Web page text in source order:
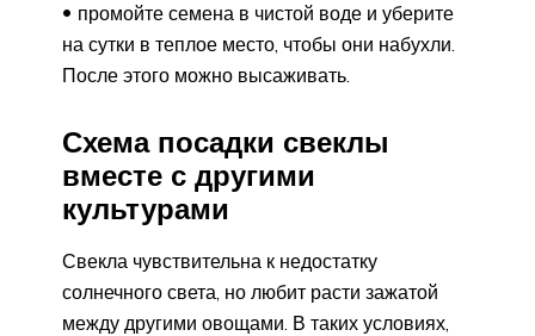
промойте семена в чистой воде и уберите
на сутки в теплое место, чтобы они набухли.
После этого можно высаживать.
Схема посадки свеклы
вместе с другими
культурами
Свекла чувствительна к недостатку
солнечного света, но любит расти зажатой
между другими овощами. В таких условиях,